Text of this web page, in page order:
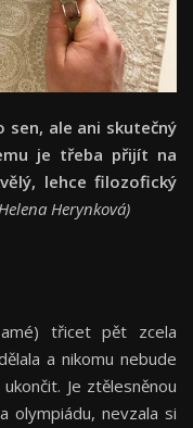
ale ani skutečný
je třeba přijít na
lehce filozofický
Herynková)
třicet pět zcela
a nikomu nebude
Je ztělesněnou
olympiádu, nevzala si